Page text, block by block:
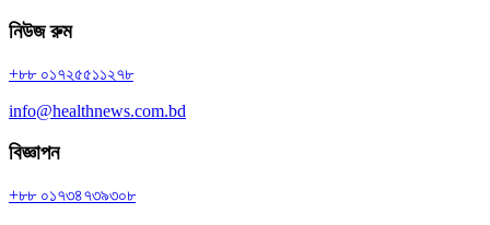
নিউজ রুম
+৮৮ ০১৭২৫৫১১২৭৮
info@healthnews.com.bd
বিজ্ঞাপন
+৮৮ ০১৭৩৪৭৩৯৩০৮